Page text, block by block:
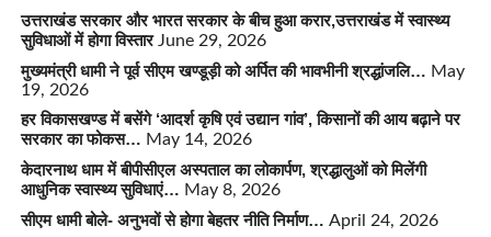
उत्तराखंड सरकार और भारत सरकार के बीच हुआ करार,उत्तराखंड में स्वास्थ्य
सुविधाओं में होगा विस्तार June 29, 2026
मुख्यमंत्री धामी ने पूर्व सीएम खण्डूड़ी को अर्पित की भावभीनी श्रद्धांजलि… May
19, 2026
हर विकासखण्ड में बसेंगे ‘आदर्श कृषि एवं उद्यान गांव’, किसानों की आय बढ़ाने पर
सरकार का फोकस… May 14, 2026
केदारनाथ धाम में बीपीसीएल अस्पताल का लोकार्पण, श्रद्धालुओं को मिलेंगी
आधुनिक स्वास्थ्य सुविधाएं… May 8, 2026
सीएम धामी बोले- अनुभवों से होगा बेहतर नीति निर्माण… April 24, 2026